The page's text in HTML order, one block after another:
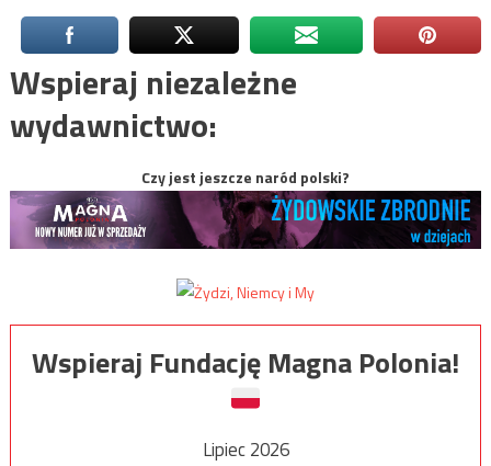
Wspieraj niezależne
wydawnictwo:
Czy jest jeszcze naród polski?
Wspieraj Fundację Magna Polonia!
Lipiec 2026